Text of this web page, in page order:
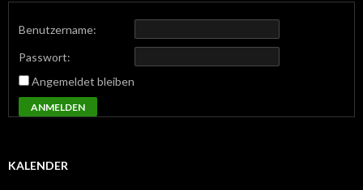
Benutzername:
Passwort:
Angemeldet bleiben
ANMELDEN
KALENDER